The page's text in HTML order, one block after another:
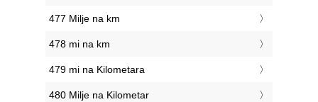
477 Milje na km
478 mi na km
479 mi na Kilometara
480 Milje na Kilometar